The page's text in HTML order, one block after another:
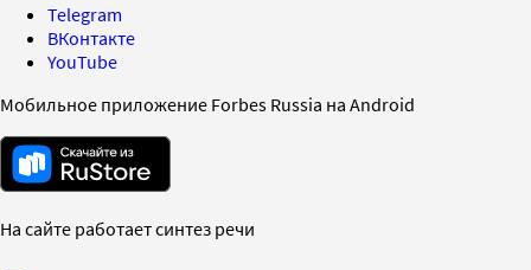
Telegram
ВКонтакте
YouTube
Мобильное приложение Forbes Russia на Android
На сайте работает синтез речи